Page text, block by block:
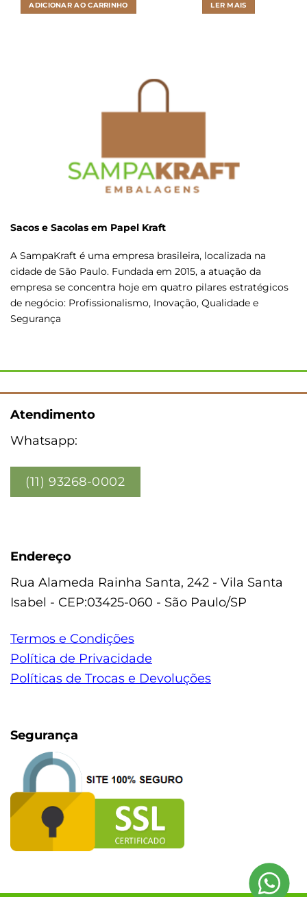
ADICIONAR AO CARRINHO LER MAIS
Sacos e Sacolas em Papel Kraft
A SampaKraft é uma empresa brasileira, localizada na
cidade de São Paulo. Fundada em 2015, a atuação da
empresa se concentra hoje em quatro pilares estratégicos
de negócio: Profissionalismo, Inovação, Qualidade e
Segurança
Atendimento
Whatsapp:
(11) 93268-0002
Endereço
Rua Alameda Rainha Santa, 242 - Vila Santa
Isabel - CEP:03425-060 - São Paulo/SP
Termos e Condições
Política de Privacidade
Políticas de Trocas e Devoluções
Segurança